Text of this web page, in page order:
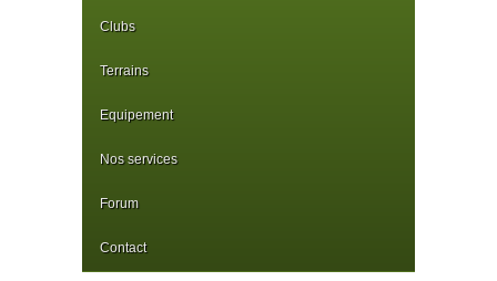
Clubs
Terrains
Equipement
Nos services
Forum
Contact